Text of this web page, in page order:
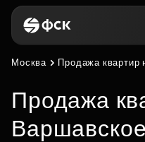
Москва Продажа квартир
Продажа